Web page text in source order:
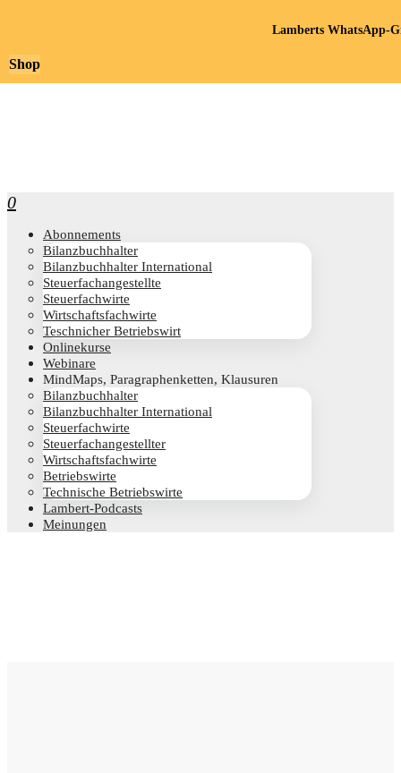
0
Abon­ne­ments
Bilanz­buch­hal­ter
Bilanz­buch­hal­ter International
Steu­er­fach­an­ge­stell­te
Steu­er­fach­wir­te
Wirt­schafts­fach­wir­te
Teschni­cher Betriebswirt
Online­kur­se
Web­i­na­re
Mind­Maps, Para­gra­phen­ket­ten, Klausuren
Bilanz­buch­hal­ter
Bilanz­buch­hal­ter International
Steu­er­fach­wir­te
Steu­er­fach­an­ge­stell­ter
Wirt­schafts­fach­wir­te
Betriebs­wir­te
Tech­ni­sche Betriebswirte
Lam­­bert-Pod­­casts
Mei­nun­gen
Shop
Lamberts WhatsApp-